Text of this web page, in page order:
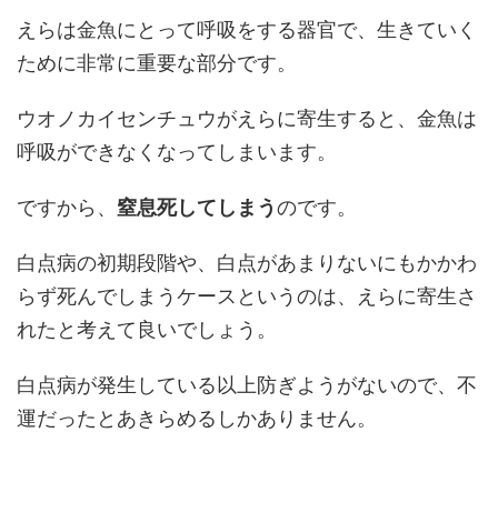
えらは金魚にとって呼吸をする器官で、生きていく
ために非常に重要な部分です。
ウオノカイセンチュウがえらに寄生すると、金魚は
呼吸ができなくなってしまいます。
ですから、 窒息死してしまうのです。
白点病の初期段階や、白点があまりないにもかかわ
らず死んでしまうケースというのは、えらに寄生さ
れたと考えて良いでしょう。
白点病が発生している以上防ぎようがないので、不
運だったとあきらめるしかありません。